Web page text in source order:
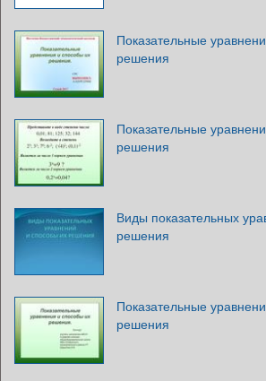
Показательные
решения
Показательные
решения
Виды показательных
решения
Показательные
решения